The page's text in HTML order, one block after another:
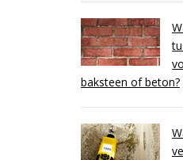
baksteen of beton?